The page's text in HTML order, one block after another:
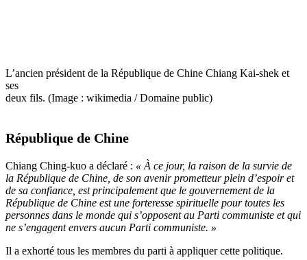
L’ancien président de la République de Chine Chiang Kai-shek et
ses
deux fils. (Image : wikimedia / Domaine public)
République de Chine
Chiang Ching-kuo a déclaré : « À ce jour, la raison de la survie de
la République de Chine, de son avenir prometteur plein d’espoir et
de sa confiance, est principalement que le gouvernement de la
République de Chine est une forteresse spirituelle pour toutes les
personnes dans le monde qui s’opposent au Parti communiste et qui
ne s’engagent envers aucun Parti communiste. »
Il a exhorté tous les membres du parti à appliquer cette politique.